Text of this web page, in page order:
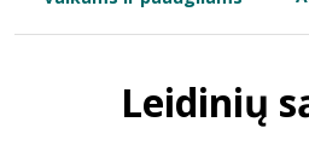
Leidinių